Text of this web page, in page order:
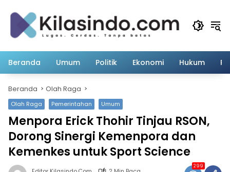
Beranda Umum Politik Ekonomi Hukum
Beranda Olah Raga
Olah Raga Pemerintahan Umum
Menpora Erick Thohir Tinjau RSON,
Dorong Sinergi Kemenpora dan
Kemenkes untuk Sport Science
299